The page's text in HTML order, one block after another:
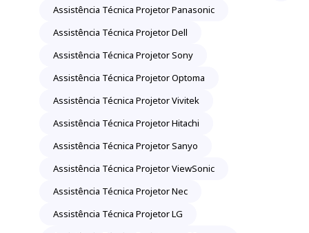
Assistência Técnica Projetor Panasonic
Assistência Técnica Projetor Dell
Assistência Técnica Projetor Sony
Assistência Técnica Projetor Optoma
Assistência Técnica Projetor Vivitek
Assistência Técnica Projetor Hitachi
Assistência Técnica Projetor Sanyo
Assistência Técnica Projetor ViewSonic
Assistência Técnica Projetor Nec
Assistência Técnica Projetor LG